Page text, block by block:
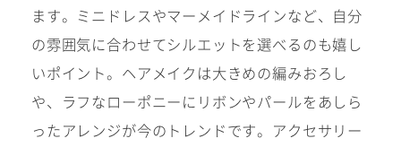
ます。ミニドレスやマーメイドラインなど、自分
の雰囲気に合わせてシルエットを選べるのも嬉し
いポイント。ヘアメイクは大きめの編みおろし
や、ラフなローポニーにリボンやパールをあしら
ったアレンジが今のトレンドです。アクセサリー